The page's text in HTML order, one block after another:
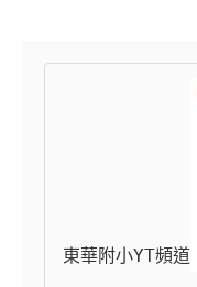
東華附小YT頻道